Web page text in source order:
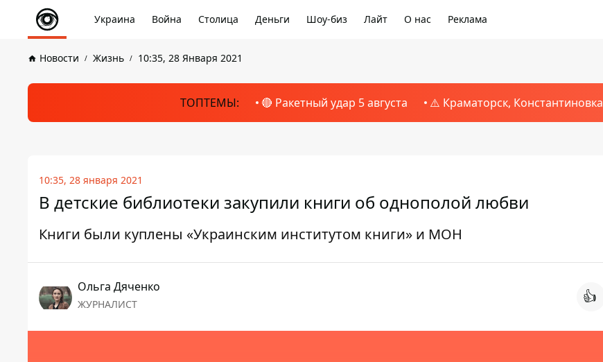
Украина Война Столица Деньги Шоу-биз Лайт О нас Реклама
Новости Жизнь 10:35, 28 Января 2021
ТОПТЕМЫ: 🔴 Ракетный удар 5 августа ⚠️ Краматорск, Константиновка
10:35, 28 января 2021
В детские библиотеки закупили книги об однополой любви
Книги были куплены «Украинским институтом книги» и МОН
Ольга Дяченко
ЖУРНАЛИСТ 👍